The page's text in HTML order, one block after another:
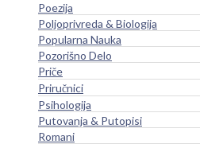
Poezija
Poljoprivreda & Biologija
Popularna Nauka
Pozorišno Delo
Priče
Priručnici
Psihologija
Putovanja & Putopisi
Romani